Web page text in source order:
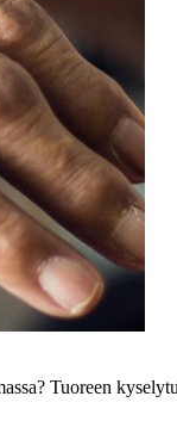
Tuoreen